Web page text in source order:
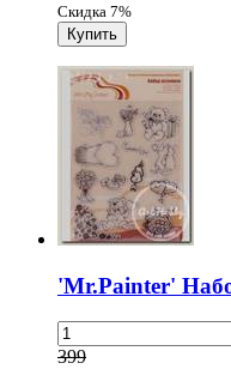
Скидка 7%
'Mr.Painter'
399